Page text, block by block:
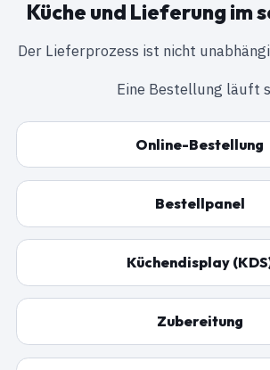
Küche und Lieferung im
Der Lieferprozess ist nicht
Eine Bestellung läuft
Online-Bestellung
Bestellpanel
Küchendisplay
Zubereitung